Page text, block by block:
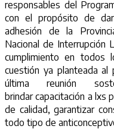
responsables del
con el propósito de
adhesión de la
Nacional de Interrupción
cumplimiento en todos
cuestión ya planteada al
última reunión
brindar capacitación a lxs
de calidad, garantizar
todo tipo de